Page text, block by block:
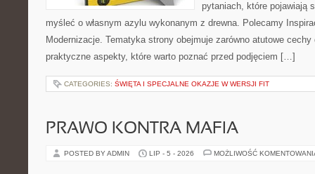
pytaniach, które pojawiają
myśleć o własnym azylu wykonanym z drewna. Polecamy
Modernizacje. Tematyka strony obejmuje zarówno atutowe
praktyczne aspekty, które warto poznać przed podjęciem […]
CATEGORIES: ŚWIĘTA I SPECJALNE OKAZJE W WERSJI FIT
PRAWO KONTRA MAFIA
POSTED BY ADMIN LIP - 5 - 2026 MOŻLIWOŚĆ